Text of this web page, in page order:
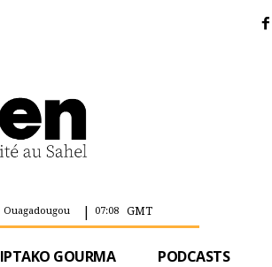
Ouagadougou | 07:08 GMT
GOURMA PODCASTS